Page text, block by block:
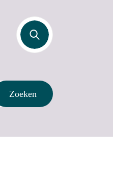
Zoek
Zoeken